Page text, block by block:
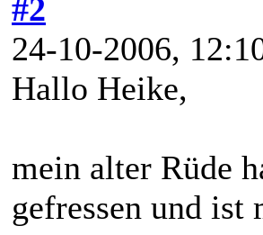
#2
24-10-2006,
Hallo Heike,
mein alter Rüde
gefressen und ist